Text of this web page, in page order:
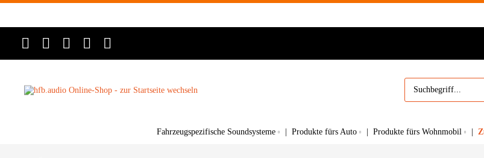
Fahrzeugspezifische Soundsysteme Produkte fürs Auto Produkte fürs Wohnmobil